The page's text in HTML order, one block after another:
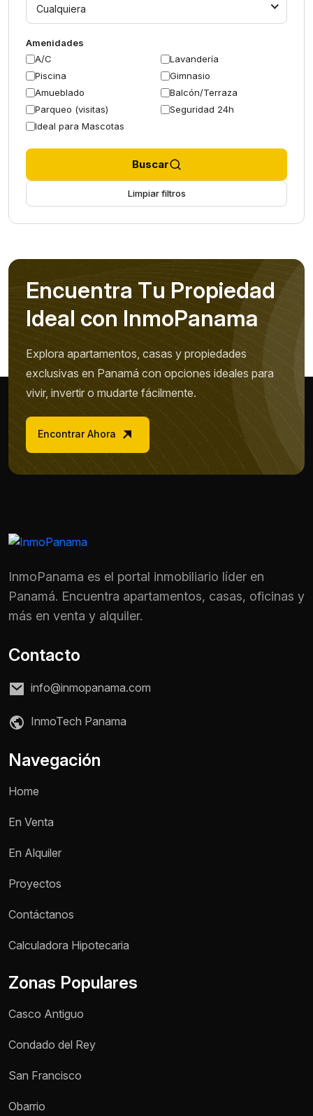
Teléfono / WhatsApp *
Cualquiera
Amenidades
A/C
Lavandería
Piscina
Gimnasio
Amueblado
Balcón/Terraza
Parqueo (visitas)
Seguridad 24h
Ideal para Mascotas
Buscar
Limpiar filtros
Encuentra Tu Propiedad
Ideal con InmoPanama
Explora apartamentos, casas y propiedades
exclusivas en Panamá con opciones ideales para
vivir, invertir o mudarte fácilmente.
Encontrar Ahora
InmoPanama es el portal inmobiliario líder en
Panamá. Encuentra apartamentos, casas, oficinas y
más en venta y alquiler.
Contacto
info@inmopanama.com
InmoTech Panama
Navegación
Home
En Venta
En Alquiler
Proyectos
Contáctanos
Calculadora Hipotecaria
Zonas Populares
Casco Antiguo
Condado del Rey
San Francisco
Obarrio